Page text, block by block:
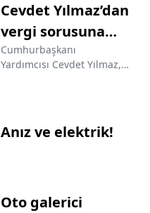
Fed'in enflasyon göstergesi
olan çekirdek kişisel tüketim
harcamaları fiyat endeksi
verilerine çevrildi.
Cevdet Yılmaz’dan
vergi sorusuna
‘ama’lı yanıt
Cumhurbaşkanı
Yardımcısı Cevdet Yılmaz,
bir taraftan da otomatik
güncellemeler olabiliyor”
Anız ve elektrik!
Oto galerici